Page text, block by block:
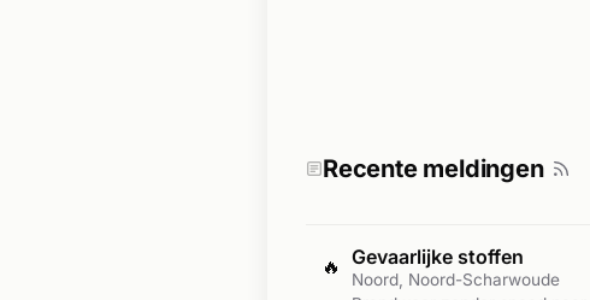
Recente meldingen
🔥 Gevaarlijke stoffen
Noord, Noord-Scharwoude